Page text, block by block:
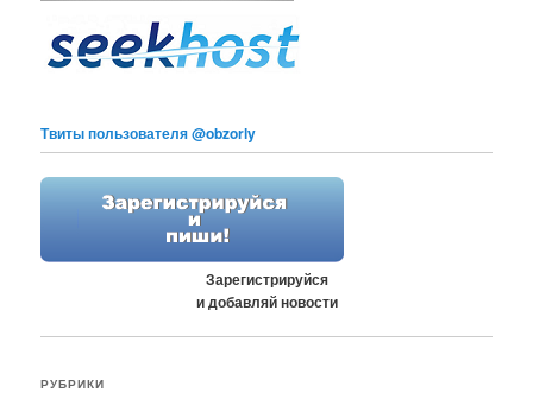
Твиты пользователя @obzorly
Зарегистрируйся
и добавляй новости
РУБРИКИ